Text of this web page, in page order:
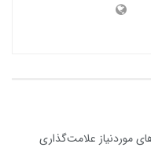
موردنیاز علامت‌گذاری